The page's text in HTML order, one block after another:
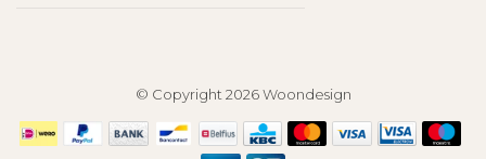
© Copyright 2026 Woondesign